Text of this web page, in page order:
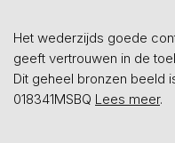
Het wederzijds goede
geeft vertrouwen in de
Dit geheel bronzen beeld
018341MSBQ Lees meer.